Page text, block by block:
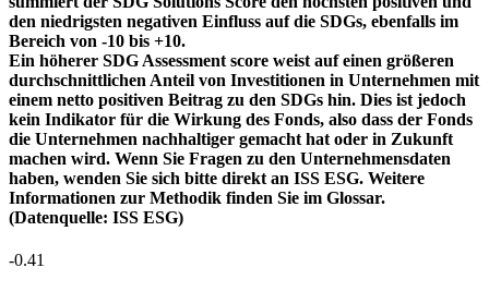
den niedrigsten negativen Einfluss auf die SDGs, ebenfalls im
Bereich von -10 bis +10.
Ein höherer SDG Assessment score weist auf einen größeren
durchschnittlichen Anteil von Investitionen in Unternehmen mit
einem netto positiven Beitrag zu den SDGs hin. Dies ist jedoch
kein Indikator für die Wirkung des Fonds, also dass der Fonds
die Unternehmen nachhaltiger gemacht hat oder in Zukunft
machen wird. Wenn Sie Fragen zu den Unternehmensdaten
haben, wenden Sie sich bitte direkt an ISS ESG. Weitere
Informationen zur Methodik finden Sie im Glossar.
(Datenquelle: ISS ESG)
-0.41